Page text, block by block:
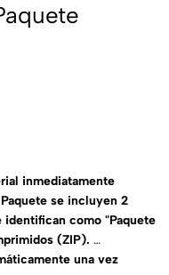
inmediatamente
se incluyen 2
como "Paquete
(ZIP).
una vez